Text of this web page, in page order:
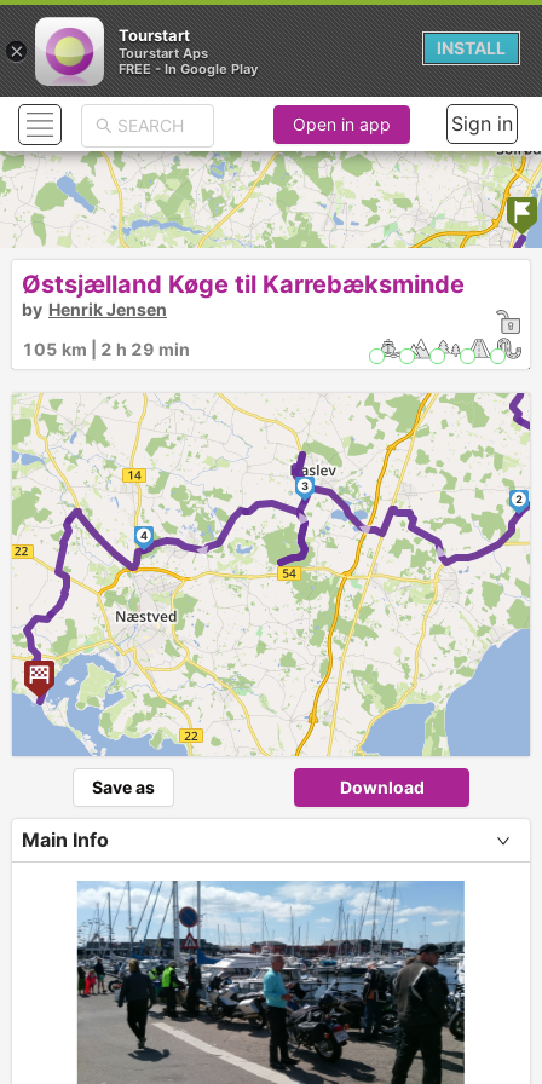
►
► ► ► 2
3
4
Open in app Sign in
Østsjælland Køge til Karrebæksminde
by Henrik Jensen
105 km | 2 h 29 min
Save as Download
Main Info
×
Tourstart
Tourstart Aps
FREE - In Google Play
INSTALL